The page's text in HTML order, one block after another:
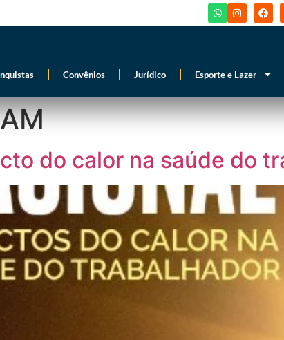
Convênios Jurídico Esporte e Lazer
do calor na saúde do